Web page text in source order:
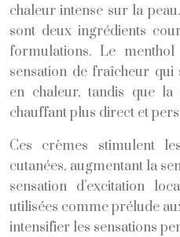
chaleur intense sur la
sont deux ingrédients
formulations. Le
sensation de fraîcheur
en chaleur, tandis que
chauffant plus direct et
Ces crèmes stimulent
cutanées, augmentant la
sensation d’excitation
utilisées comme prélude
intensifier les sensations